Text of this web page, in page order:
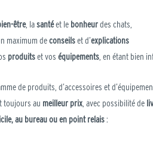
être, lasantéet le bonheurdes chats,
maximum deconseilsetd’explications
produitset vos équipements , en étant bien
de produits, d’accessoires et
toujours au meilleur prix , avec possibilité de
au bureau ou en point relais: